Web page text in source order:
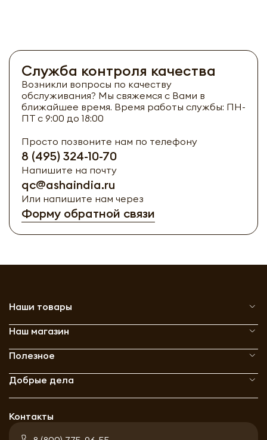
Служба контроля качества
Возникли вопросы по качеству
обслуживания? Мы свяжемся с Вами в
ближайшее время. Время работы службы: ПН-
ПТ с 9:00 до 18:00
Просто позвоните нам по телефону
8 (495) 324-10-70
Напишите на почту
qc@ashaindia.ru
Или напишите нам через
Форму обратной связи
Наши товары
Наш магазин
Полезное
Добрые дела
Контакты